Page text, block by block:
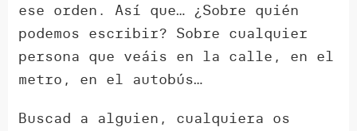
ese orden. Así que… ¿Sobre quién
podemos escribir? Sobre cualquier
persona que veáis en la calle, en el
metro, en el autobús…
Buscad a alguien, cualquiera os